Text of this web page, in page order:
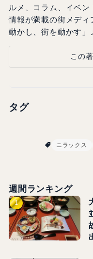
ルメ、コラム、イベ
情報が満載の街メディ
動かし、街を動かす」
この
タグ
ニラックス
週間ランキング